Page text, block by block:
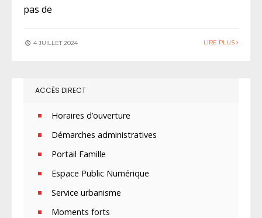
pas de
4 JUILLET 2024 LIRE PLUS
ACCÈS DIRECT
Horaires d’ouverture
Démarches administratives
Portail Famille
Espace Public Numérique
Service urbanisme
Moments forts